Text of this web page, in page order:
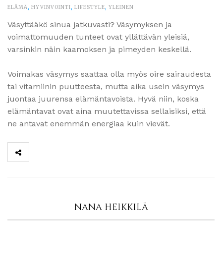
ELÄMÄ HYVINVOINTI LIFESTYLE YLEINEN
Väsyttääkö sinua jatkuvasti? Väsymyksen ja
voimattomuuden tunteet ovat yllättävän yleisiä,
varsinkin näin kaamoksen ja pimeyden keskellä.
Voimakas väsymys saattaa olla myös oire sairaudesta
tai vitamiinin puutteesta, mutta aika usein väsymys
juontaa juurensa elämäntavoista. Hyvä niin, koska
elämäntavat ovat aina muutettavissa sellaisiksi, että
ne antavat enemmän energiaa kuin vievät.
NANA HEIKKILÄ